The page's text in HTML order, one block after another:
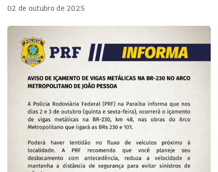
02 de outubro de 2025